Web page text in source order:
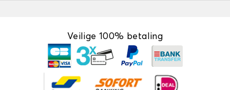
Veilige 100% betaling